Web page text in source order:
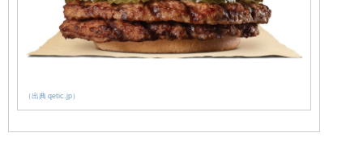
（出典 qetic.jp）